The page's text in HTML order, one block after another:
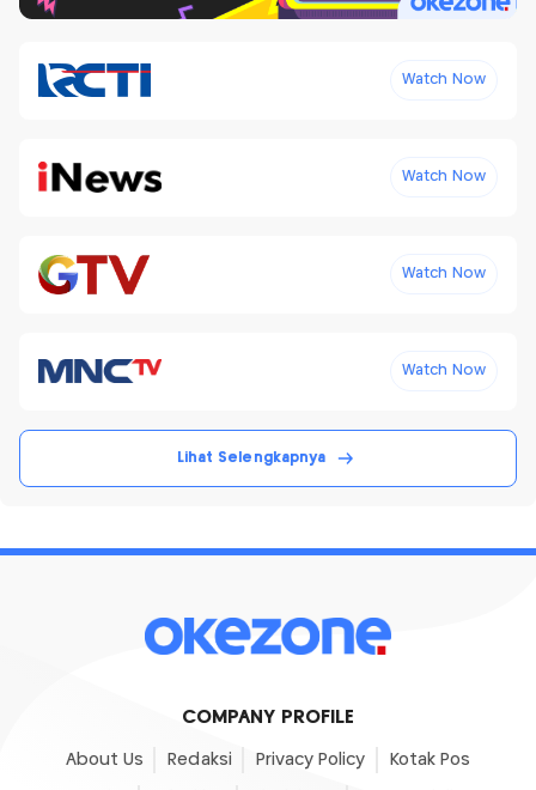
Watch Now
Watch Now
Watch Now
Watch Now
Lihat Selengkapnya
COMPANY PROFILE
About Us Redaksi Privacy Policy Kotak Pos